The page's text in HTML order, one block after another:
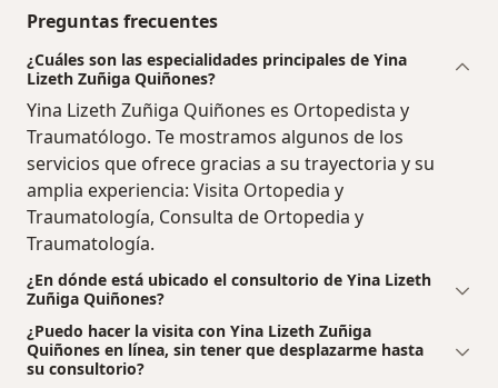
Preguntas frecuentes
¿Cuáles son las especialidades principales de Yina
Lizeth Zuñiga Quiñones?
Yina Lizeth Zuñiga Quiñones es Ortopedista y
Traumatólogo. Te mostramos algunos de los
servicios que ofrece gracias a su trayectoria y su
amplia experiencia: Visita Ortopedia y
Traumatología, Consulta de Ortopedia y
Traumatología.
¿En dónde está ubicado el consultorio de Yina Lizeth
Zuñiga Quiñones?
¿Puedo hacer la visita con Yina Lizeth Zuñiga
Quiñones en línea, sin tener que desplazarme hasta
su consultorio?